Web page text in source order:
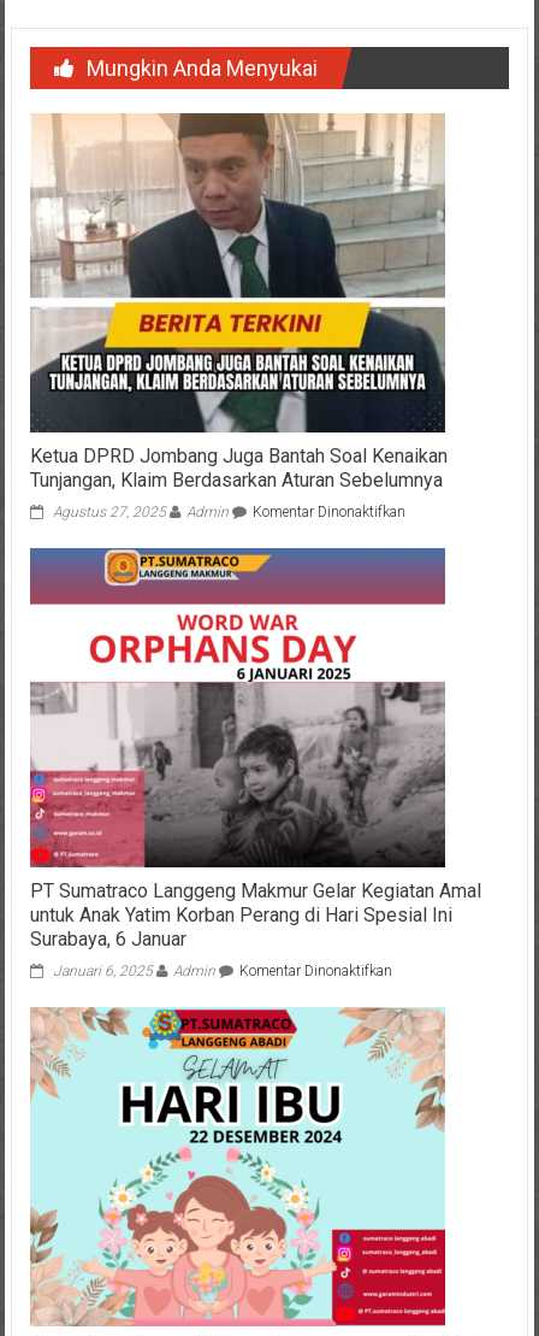
Mungkin Anda Menyukai
Ketua DPRD Jombang Juga Bantah Soal Kenaikan
Tunjangan, Klaim Berdasarkan Aturan Sebelumnya
Agustus 27, 2025 Admin Komentar Dinonaktifkanpada
DPRD
Tunjangan,
Klaim
Berdasarkan
Aturan
Sebelumnya
PT Sumatraco Langgeng Makmur Gelar Kegiatan Amal
untuk Anak Yatim Korban Perang di Hari Spesial Ini
Surabaya, 6 Januar
Januari 6, 2025 Admin Komentar Dinonaktifkanpada
Sumatraco
Langgeng
Makmur
Gelar
Kegiatan
Amal
Perang
di
Hari
Spesial
Ini